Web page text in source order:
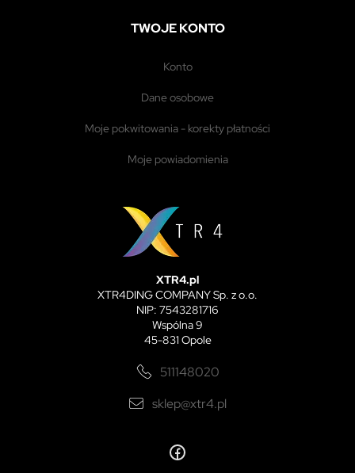
TWOJE KONTO
konto
dane osobowe
moje pokwitowania - korekty płatności
moje powiadomienia
XTR4.pl
XTR4DING COMPANY Sp. z o.o.
NIP: 7543281716
Wspólna 9
45-831 Opole
511148020
sklep@xtr4.pl